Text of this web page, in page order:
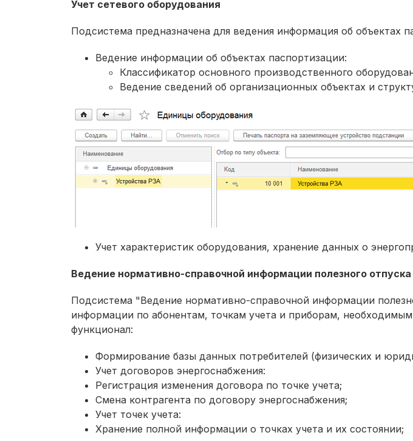
Учет сетевого оборудования
Подсистема предназначена для ведения информация об объектах
Ведение информации об объектах паспортизации:
Классификатор основного производственного
Ведение сведений об организационных объектах и
Учет характеристик оборудования, хранение данных о
Ведение нормативно-справочной информации полезного отпуска
Подсистема "Ведение нормативно-справочной информации
информации по абонентам, точкам учета и приборам,
функционал:
Формирование базы данных потребителей (физических и
Учет договоров энергоснабжения:
Регистрация изменения договора по точке учета;
Смена контрагента по договору энергоснабжения;
Учет точек учета:
Хранение полной информации о точках учета и их состоянии;